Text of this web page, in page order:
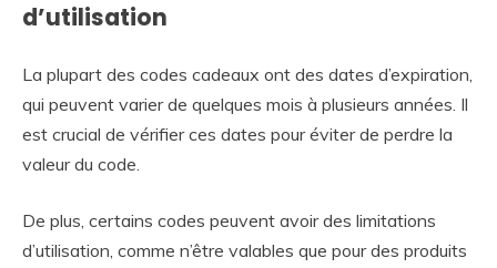
d’utilisation
La plupart des codes cadeaux ont des dates d’expiration,
qui peuvent varier de quelques mois à plusieurs années. Il
est crucial de vérifier ces dates pour éviter de perdre la
valeur du code.
De plus, certains codes peuvent avoir des limitations
d’utilisation, comme n’être valables que pour des produits